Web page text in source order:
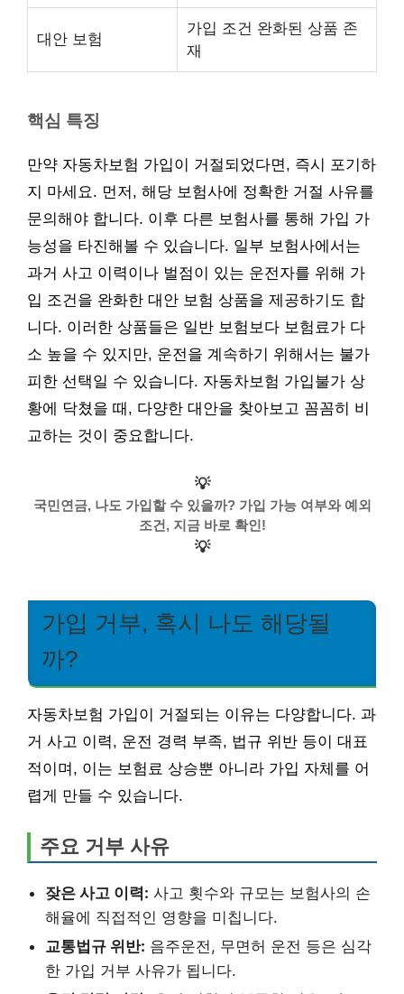
대안 보험
가입 조건 완화된 상품 존
재
핵심 특징
만약 자동차보험 가입이 거절되었다면, 즉시 포기하
지 마세요. 먼저, 해당 보험사에 정확한 거절 사유를
문의해야 합니다. 이후 다른 보험사를 통해 가입 가
능성을 타진해볼 수 있습니다. 일부 보험사에서는
과거 사고 이력이나 벌점이 있는 운전자를 위해 가
입 조건을 완화한 대안 보험 상품을 제공하기도 합
니다. 이러한 상품들은 일반 보험보다 보험료가 다
소 높을 수 있지만, 운전을 계속하기 위해서는 불가
피한 선택일 수 있습니다. 자동차보험 가입불가 상
황에 닥쳤을 때, 다양한 대안을 찾아보고 꼼꼼히 비
교하는 것이 중요합니다.
💡
국민연금, 나도 가입할 수 있을까? 가입 가능 여부와 예외
조건, 지금 바로 확인!
💡
가입 거부, 혹시 나도 해당될
까?
자동차보험 가입이 거절되는 이유는 다양합니다. 과
거 사고 이력, 운전 경력 부족, 법규 위반 등이 대표
적이며, 이는 보험료 상승뿐 아니라 가입 자체를 어
렵게 만들 수 있습니다.
주요 거부 사유
잦은 사고 이력: 사고 횟수와 규모는 보험사의 손
해율에 직접적인 영향을 미칩니다.
교통법규 위반: 음주운전, 무면허 운전 등은 심각
한 가입 거부 사유가 됩니다.